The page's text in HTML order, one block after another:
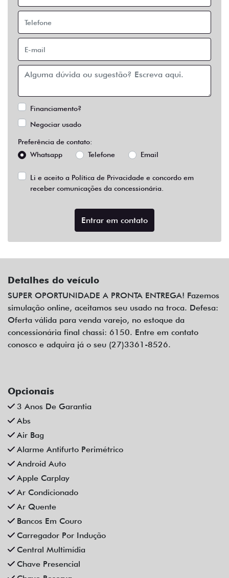
Financiamento?
Negociar usado
Preferência de contato:
Whatsapp
Telefone Email
Li e aceito a Política de Privacidade e concordo em
receber comunicações da concessionária.
Entrar em contato
Detalhes do veículo
SUPER OPORTUNIDADE A PRONTA ENTREGA! Fazemos
simulação online, aceitamos seu usado na troca. Defesa:
Oferta válida para venda varejo, no estoque da
concessionária final chassi: 6150. Entre em contato
conosco e adquira já o seu (27)3361-8526.
Opcionais
3 Anos De Garantia
Abs
Air Bag
Alarme Antifurto Perimétrico
Android Auto
Apple Carplay
Ar Condicionado
Ar Quente
Bancos Em Couro
Carregador Por Indução
Central Multimídia
Chave Presencial